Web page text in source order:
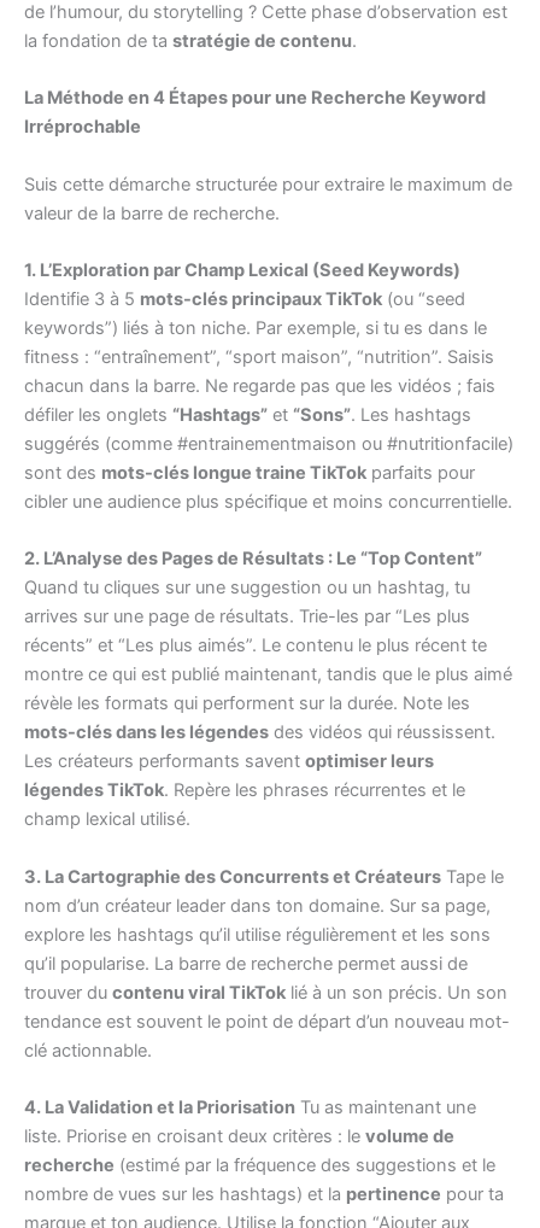
de l’humour, du storytelling ? Cette phase d’observation est
la fondation de ta stratégie de contenu.
La Méthode en 4 Étapes pour une Recherche Keyword
Irréprochable
Suis cette démarche structurée pour extraire le maximum de
valeur de la barre de recherche.
1. L’Exploration par Champ Lexical (Seed Keywords)
Identifie 3 à 5 mots-clés principaux TikTok (ou “seed
keywords”) liés à ton niche. Par exemple, si tu es dans le
fitness : “entraînement”, “sport maison”, “nutrition”. Saisis
chacun dans la barre. Ne regarde pas que les vidéos ; fais
défiler les onglets “Hashtags” et “Sons”. Les hashtags
suggérés (comme #entrainementmaison ou #nutritionfacile)
sont des mots-clés longue traine TikTok parfaits pour
cibler une audience plus spécifique et moins concurrentielle.
2. L’Analyse des Pages de Résultats : Le “Top Content”
Quand tu cliques sur une suggestion ou un hashtag, tu
arrives sur une page de résultats. Trie-les par “Les plus
récents” et “Les plus aimés”. Le contenu le plus récent te
montre ce qui est publié maintenant, tandis que le plus aimé
révèle les formats qui performent sur la durée. Note les
mots-clés dans les légendes des vidéos qui réussissent.
Les créateurs performants savent optimiser leurs
légendes TikTok. Repère les phrases récurrentes et le
champ lexical utilisé.
3. La Cartographie des Concurrents et Créateurs Tape le
nom d’un créateur leader dans ton domaine. Sur sa page,
explore les hashtags qu’il utilise régulièrement et les sons
qu’il popularise. La barre de recherche permet aussi de
trouver du contenu viral TikTok lié à un son précis. Un son
tendance est souvent le point de départ d’un nouveau mot-
clé actionnable.
4. La Validation et la Priorisation Tu as maintenant une
liste. Priorise en croisant deux critères : le volume de
recherche (estimé par la fréquence des suggestions et le
nombre de vues sur les hashtags) et la pertinence pour ta
marque et ton audience. Utilise la fonction “Ajouter aux